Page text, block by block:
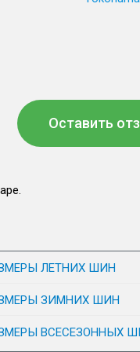
Оставить
ЛЕТНИХ ШИН
ЗИМНИХ ШИН
ВСЕСЕЗОННЫХ